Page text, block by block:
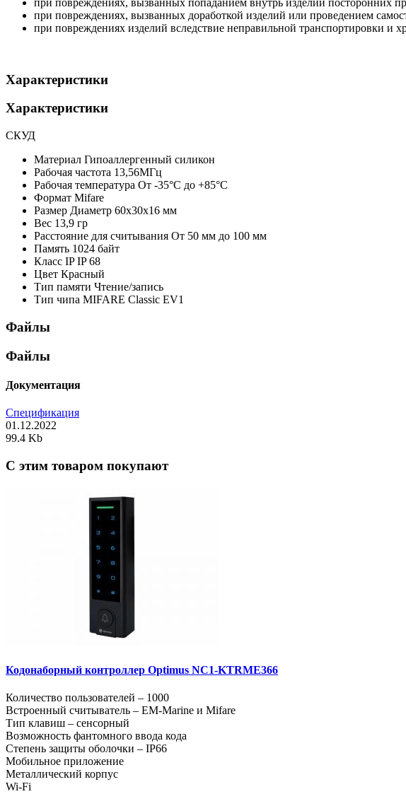
при повреждениях, вызванных попаданием внутрь изделий посторонних
при повреждениях, вызванных доработкой изделий или проведением
при повреждениях изделий вследствие неправильной транспортировки и
Характеристики
Характеристики
СКУД
Материал Гипоаллергенный силикон
Рабочая частота 13,56МГц
Рабочая температура От -35°С до +85°С
Формат Mifare
Размер Диаметр 60x30x16 мм
Вес 13,9 гр
Расстояние для считывания От 50 мм до 100 мм
Память 1024 байт
Класс IP IP 68
Цвет Красный
Тип памяти Чтение/запись
Тип чипа MIFARE Classic EV1
Файлы
Файлы
Документация
Спецификация
01.12.2022
99.4 Kb
C этим товаром покупают
Кодонаборный контроллер Optimus NC1-KTRME366
Количество пользователей – 1000
Встроенный считыватель – EM-Marine и Mifare
Тип клавиш – сенсорный
Возможность фантомного ввода кода
Степень защиты оболочки – IP66
Мобильное приложение
Металлический корпус
Wi-Fi